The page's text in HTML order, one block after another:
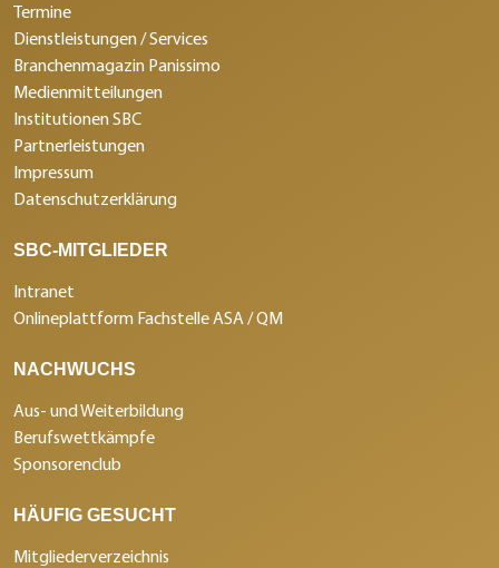
Termine
Dienstleistungen / Services
Branchenmagazin Panissimo
Medienmitteilungen
Institutionen SBC
Partnerleistungen
Impressum
Datenschutzerklärung
SBC-MITGLIEDER
Intranet
Onlineplattform Fachstelle ASA / QM
NACHWUCHS
Aus- und Weiterbildung
Berufswettkämpfe
Sponsorenclub
HÄUFIG GESUCHT
Mitgliederverzeichnis